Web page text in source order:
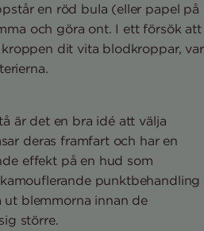
en röd bula (eller papel på
och göra ont. I ett försök att
dit vita blodkroppar, var
är det en bra idé att välja
deras framfart och har en
effekt på en hud som
punktbehandling
blemmorna innan de
större.